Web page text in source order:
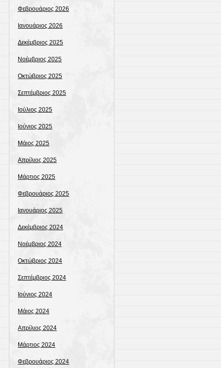
Φεβρουάριος 2026
Ιανουάριος 2026
Δεκέμβριος 2025
Νοέμβριος 2025
Οκτώβριος 2025
Σεπτέμβριος 2025
Ιούλιος 2025
Ιούνιος 2025
Μάιος 2025
Απρίλιος 2025
Μάρτιος 2025
Φεβρουάριος 2025
Ιανουάριος 2025
Δεκέμβριος 2024
Νοέμβριος 2024
Οκτώβριος 2024
Σεπτέμβριος 2024
Ιούνιος 2024
Μάιος 2024
Απρίλιος 2024
Μάρτιος 2024
Φεβρουάριος 2024